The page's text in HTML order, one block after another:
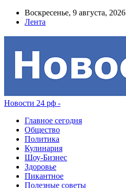
Воскресенье, 9 августа, 2026
Лента
Новости 24 рф -
Главное сегодня
Общество
Политика
Кулинария
Шоу-Бизнес
Здоровье
Пикантное
Полезные советы